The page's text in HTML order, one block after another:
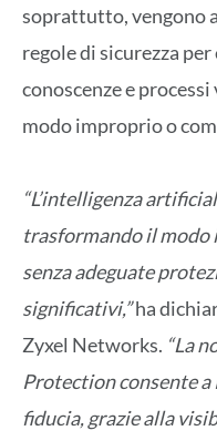
soprattutto, vengono
regole di sicurezza
conoscenze e
modo improprio o
“L’intelligenza
trasformando il modo
senza adeguate
significativi,”ha
Zyxel Networks. “La
Protection consente a
fiducia, grazie alla